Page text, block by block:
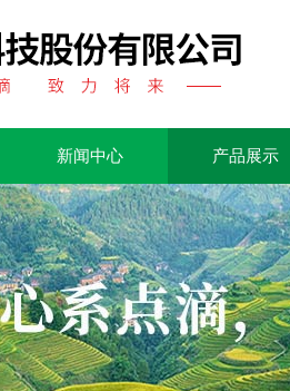
新闻中心 产品展示